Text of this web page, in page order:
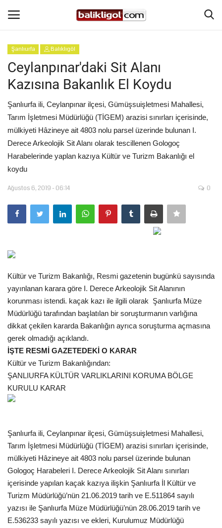
Giriş Yap
Anasayfa
Köşe Yazıları
Magazin
Şanlıurfa
Eğitim
Spor
Ekonomi
Siyaset
Galeriler
Yaşam
Künye
İletişim
Kültür Sanat
Şanlıurfa Balıklıgöl
Ceylanpınar'daki Sit Alanı
Kazısına Bakanlık El Koydu
Şanlıurfa ili, Ceylanpınar ilçesi, Gümüşsuişletmesi Mahallesi,
Tarım İşletmesi Müdürlüğü (TİGEM) arazisi sınırları içerisinde,
mülkiyeti Hâzineye ait 4803 nolu parsel üzerinde bulunan I.
Derece Arkeolojik Sit Alanı olarak tescillenen Gologoç
Harabelerinde yaplan kazıya Kültür ve Turizm Bakanlığı el
koydu
Ağustos 6, 2019 - 06:14 0
Kültür ve Turizm Bakanlığı, Resmi gazetenin bugünkü sayısında
yayınlanan karara göre I. Derece Arkeolojik Sit Alanının
korunması istendi. kaçak kazı ile ilgili olarak Şanlıurfa Müze
Müdürlüğü tarafından başlatılan bir soruşturmanın varlığına
dikkat çekilen kararda Bakanlığın ayrıca soruşturma açmasına
gerek olmadığı açıklandı.
İŞTE RESMİ GAZETEDEKİ O KARAR
Kültür ve Turizm Bakanlığından:
ŞANLIURFA KÜLTÜR VARLIKLARINI KORUMA BÖLGE
KURULU KARAR
Şanlıurfa ili, Ceylanpınar ilçesi, Gümüşsuişletmesi Mahallesi,
Tarım İşletmesi Müdürlüğü (TİGEM) arazisi sınırları içerisinde,
mülkiyeti Hâzineye ait 4803 nolu parsel üzerinde bulunan
Gologoç Harabeleri I. Derece Arkeolojik Sit Alanı sınırları
içerisinde yapılan kaçak kazıya ilişkin Şanlıurfa İl Kültür ve
Turizm Müdürlüğü’nün 21.06.2019 tarih ve E.511864 sayılı
yazısı ile Şanlıurfa Müze Müdürlüğü’nün 28.06.2019 tarih ve
E.536233 sayılı yazısı ve ekleri, Kurulumuz Müdürlüğü